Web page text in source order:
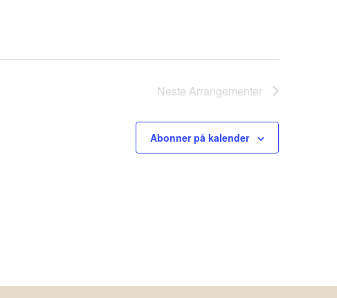
Neste Arrangementer
Abonner på kalender